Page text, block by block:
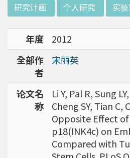
我们所了解到的仁治老师，是
对生活及生命各种现象产生兴
程的人。他也曾经转换跑道，
最终在漫漫研究路上，透过多
最喜欢的植物学科上。老师借
们，去尝试不同的东西及尝试
能够带来意外的惊喜。研究
不会只有一条路或是一种解
知识背景能够让我们在研究
研究计画 个人研究 实
年度
2012
全部作
者
宋丽英
论文名
称
Li Y, Pal R, Sung
Cheng SY, Tian C,
Opposite Effect
p18(INK4c) on
Compared with